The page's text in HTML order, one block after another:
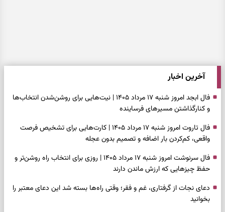
آخرین اخبار
فال ابجد امروز شنبه ۱۷ مرداد ۱۴۰۵ | نیت‌هایی برای روشن‌شدن انتخاب‌ها
و کنارگذاشتن مسیرهای فرساینده
فال تاروت امروز شنبه ۱۷ مرداد ۱۴۰۵ | کارت‌هایی برای تشخیص فرصت
واقعی، کم‌کردن بار اضافه و تصمیم بدون عجله
فال سرنوشت امروز شنبه ۱۷ مرداد ۱۴۰۵ | روزی برای انتخاب راه روشن‌تر و
حفظ چیزهایی که ارزش ماندن دارند
دعای نجات از گرفتاری، غم و فقر؛ وقتی راه‌ها بسته شد این دعای معتبر را
بخوانید